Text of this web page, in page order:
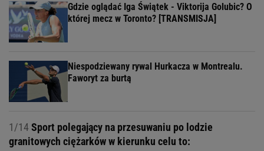
Gdzie oglądać Iga Świątek - Viktorija Golubic? O
której mecz w Toronto? [TRANSMISJA]
Niespodziewany rywal Hurkacza w Montrealu.
Faworyt za burtą
1/14Sport polegający na przesuwaniu po lodzie
granitowych ciężarków w kierunku celu to: